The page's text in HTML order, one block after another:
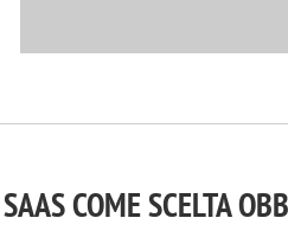
COME SCELTA